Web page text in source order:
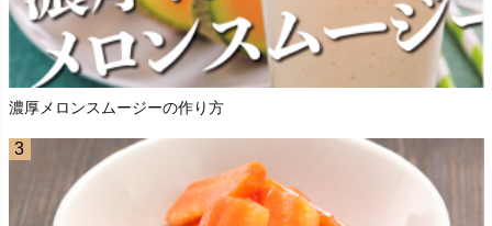
濃厚メロンスムージーの作り方